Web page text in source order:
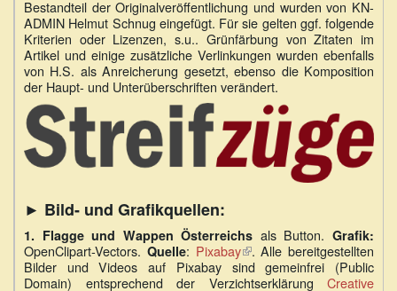
Bestandteil der Originalveröffentlichung und wurden von KN-
ADMIN Helmut Schnug eingefügt. Für sie gelten ggf. folgende
Kriterien oder Lizenzen, s.u.. Grünfärbung von Zitaten im
Artikel und einige zusätzliche Verlinkungen wurden ebenfalls
von H.S. als Anreicherung gesetzt, ebenso die Komposition
der Haupt- und Unterüberschriften verändert.
► Bild- und Grafikquellen:
1. Flagge und Wappen Österreichs als Button.Grafik:
OpenClipart-Vectors. Quelle: Pixabay(Link
ist
extern)
. Alle bereitgestellten
Bilder und Videos auf Pixabay sind gemeinfrei (Public
Domain) entsprechend der Verzichtserklärung Creative